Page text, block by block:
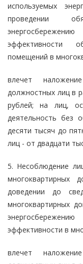
используемых
проведении
эффективности
помещений в
влечет
должностных лиц в
рублей; на лиц,
деятельность без
десяти тысяч до
лиц - от двадцати
5. Несоблюдение
многоквартирных
доведении до
многоквартирных
эффективности в
влечет